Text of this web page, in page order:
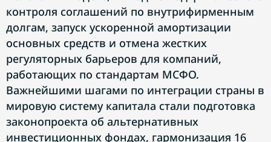
контроля соглашений по внутрифирменным
долгам, запуск ускоренной амортизации
основных средств и отмена жестких
регуляторных барьеров для компаний,
работающих по стандартам МСФО.
Важнейшими шагами по интеграции страны в
мировую систему капитала стали подготовка
законопроекта об альтернативных
инвестиционных фондах, гармонизация 16